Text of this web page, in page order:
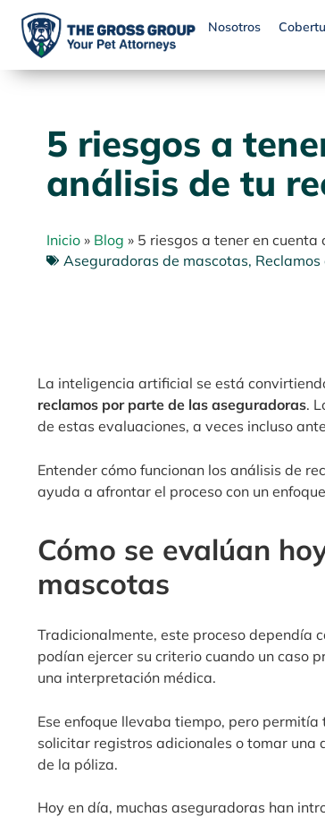
Nosotros
5 riesgos a
análisis de tu
Inicio » Blog » 5 riesgos a tener en
Aseguradoras de mascotas,
La inteligencia artificial se está
reclamos por parte de las aseguradoras.
de estas evaluaciones, a veces incluso
Entender cómo funcionan los análisis de
ayuda a afrontar el proceso con un
Cómo se evalúan
mascotas
Tradicionalmente, este proceso dependía
podían ejercer su criterio cuando un caso
una interpretación médica.
Ese enfoque llevaba tiempo, pero
solicitar registros adicionales o tomar una
de la póliza.
Hoy en día, muchas aseguradoras han